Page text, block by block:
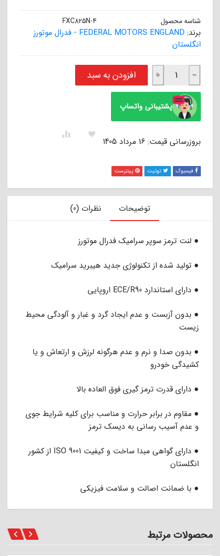
شناسه محصول FXC825N-4
برند:
FEDERAL MOTORS ENGLAND - فدرال موتورز
انگلستان
لنت ترمز سوپر سرامیکی جلو ام وی ام 315 نیو فیس فدرال موتورز انگلستان FEDERAL عدد
−
+ افزودن به سبد
پشتیبانی واتساپ
بروزرسانی قیمت: 16 مرداد 1405
فیسبوک توئیت پینترست
توضیحات نظرات (0)
● لنت ترمز سوپر سرامیک فدرال موتورز
● تولید شده از تکنولوژی جدید هیبرید سرامیک
● دارای استاندارد ECE/R90 اروپایی
● بدون آزبست و عدم ایجاد گرد و غبار و آلودگی محیط
زیست
● بدون صدا و نرم و عدم هرگونه لرزش و ارتعاش و یا
کشیدگی خودرو
● دارای قدرت ترمز گیری فوق العاده بالا
● مقاوم در برابر حرارت و مناسب برای کلیه شرایط جوی
و عدم آسیب رسانی به دیسک ترمز
● دارای گواهی مبدا ساخت و کیفیت ISO 9001 از کشور
انگلستان
● با ضمانت اصالت و سلامت فیزیکی
محصولات مرتبط